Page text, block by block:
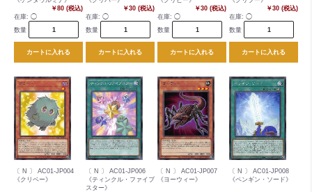
￥80 (税込)
在庫: ◯
数量
カートに入れる
￥30 (税込)
在庫: ◯
数量
カートに入れる
￥30 (税込)
在庫: ◯
数量
カートに入れる
￥30 (税込)
在庫: ◯
数量
カートに入れる
〔 N 〕 AC01-JP004
《クリベー》
〔 N 〕 AC01-JP006
《ティンクル・ファイブ
スター》
〔 N 〕 AC01-JP007
《ヨーウィー》
〔 N 〕 AC01-JP008
《ペンギン・ソード》